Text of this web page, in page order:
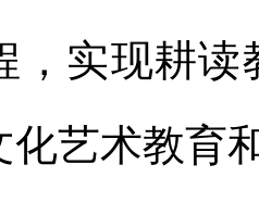
，实现耕
化艺术教育